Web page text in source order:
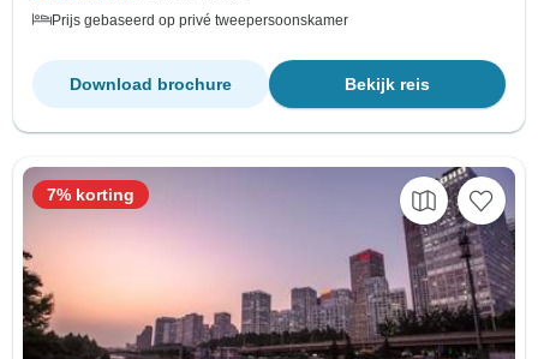
Prijs gebaseerd op privé tweepersoonskamer
Bekijk reis
Download brochure
7% korting